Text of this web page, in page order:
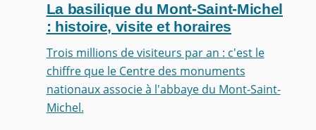
La basilique du Mont-Saint-Michel
: histoire, visite et horaires
Trois millions de visiteurs par an : c'est le
chiffre que le Centre des monuments
nationaux associe à l'abbaye du Mont-Saint-
Michel.